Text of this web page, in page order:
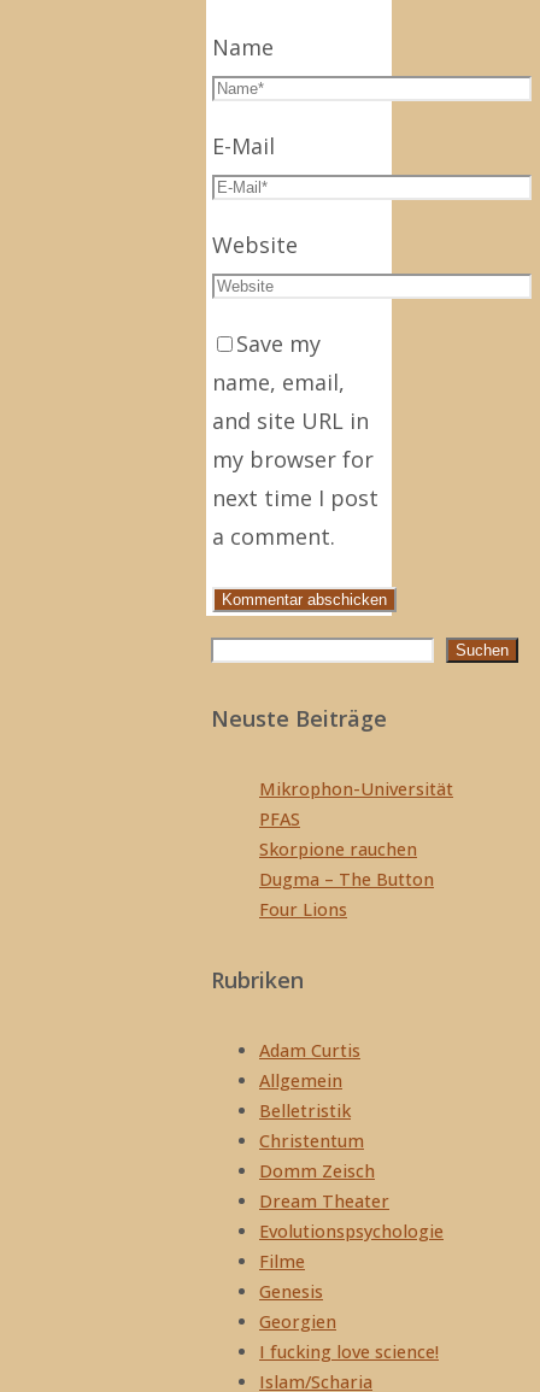
Name
E-Mail
Website
Save my
name, email,
and site URL in
my browser for
next time I post
a comment.
Suchen
Neuste Beiträge
Mikrophon-Universität
PFAS
Skorpione rauchen
Dugma – The Button
Four Lions
Rubriken
Adam Curtis
Allgemein
Belletristik
Christentum
Domm Zeisch
Dream Theater
Evolutionspsychologie
Filme
Genesis
Georgien
I fucking love science!
Islam/Scharia